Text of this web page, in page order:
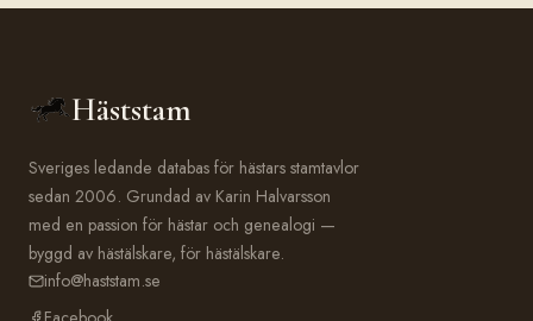
Häststam
Sveriges ledande databas för hästars stamtavlor
sedan 2006. Grundad av Karin Halvarsson
med en passion för hästar och genealogi —
byggd av hästälskare, för hästälskare.
info@haststam.se